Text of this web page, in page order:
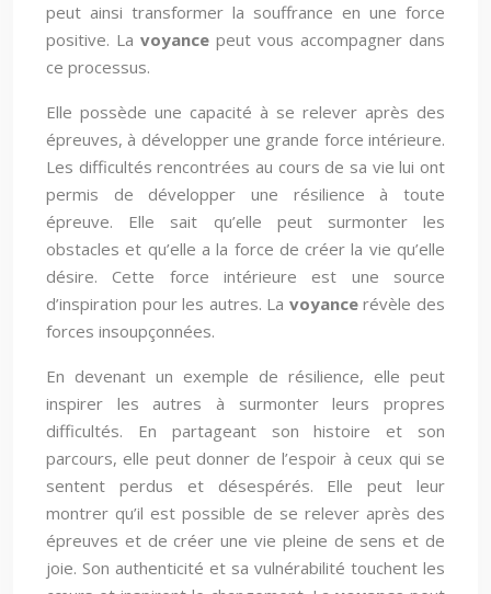
peut ainsi transformer la souffrance en une force
positive. La voyance peut vous accompagner dans
ce processus.
Elle possède une capacité à se relever après des
épreuves, à développer une grande force intérieure.
Les difficultés rencontrées au cours de sa vie lui ont
permis de développer une résilience à toute
épreuve. Elle sait qu’elle peut surmonter les
obstacles et qu’elle a la force de créer la vie qu’elle
désire. Cette force intérieure est une source
d’inspiration pour les autres. La voyancerévèle des
forces insoupçonnées.
En devenant un exemple de résilience, elle peut
inspirer les autres à surmonter leurs propres
difficultés. En partageant son histoire et son
parcours, elle peut donner de l’espoir à ceux qui se
sentent perdus et désespérés. Elle peut leur
montrer qu’il est possible de se relever après des
épreuves et de créer une vie pleine de sens et de
joie. Son authenticité et sa vulnérabilité touchent les